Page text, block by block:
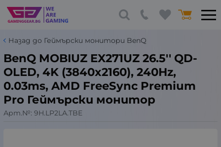
Назад до Геймърски монитори BenQ
BenQ MOBIUZ EX271UZ 26.5'' QD-
OLED, 4K (3840x2160), 240Hz,
0.03ms, AMD FreeSync Premium
Pro Геймърски монитор
Арт.№: 9H.LP2LA.TBE